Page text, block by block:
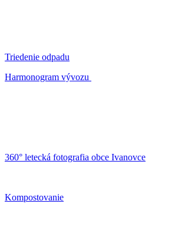
Triedenie odpadu
Harmonogram vývozu
360° letecká fotografia obce Ivanovce
Kompostovanie